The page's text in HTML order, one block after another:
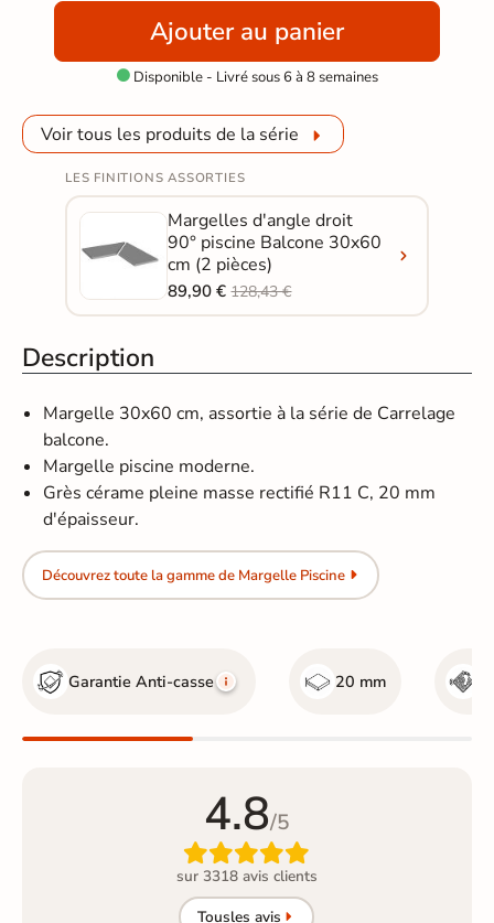
Ajouter au panier
Disponible - Livré sous 6 à 8 semaines
Voir tous les produits de la série
LES FINITIONS ASSORTIES
Margelles d'angle droit
90° piscine Balcone 30x60
cm (2 pièces)
89,90 €128,43 €
Description
Margelle 30x60 cm, assortie à la série de Carrelage
balcone.
Margelle piscine moderne.
Grès cérame pleine masse rectifié R11 C, 20 mm
d'épaisseur.
Découvrez toute la gamme de Margelle Piscine
Garantie Anti-casse 20 mm
4.8/5

sur 3318 avis clients
Tousles avis